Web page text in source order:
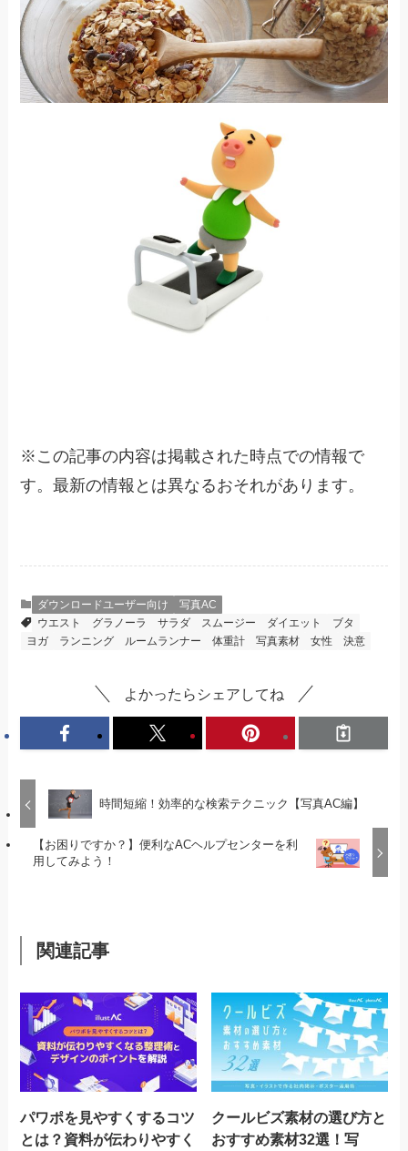
※ この記事の内容は掲載された時点での情報で
す。最新の情報とは異なるおそれがあります。
ダウンロードユーザー向け
写真AC
ウエスト
グラノーラ サラダ スムージー ダイエット
ブタ
ヨガ
ランニング ルームランナー 体重計 写真素材 女性 決意
よかったらシェアしてね
時間短縮！効率的な検索テクニック【写真AC編】
【お困りですか？】便利なACヘルプセンターを利
用してみよう！
関連記事
パワポを見やすくするコツ
とは？資料が伝わりやすく
クールビズ素材の選び方と
おすすめ素材32選！写